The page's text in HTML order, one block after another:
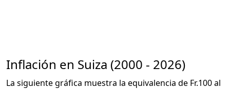
Inflación en Suiza (2000 - 2026)
La siguiente gráfica muestra la equivalencia de Fr.100 al